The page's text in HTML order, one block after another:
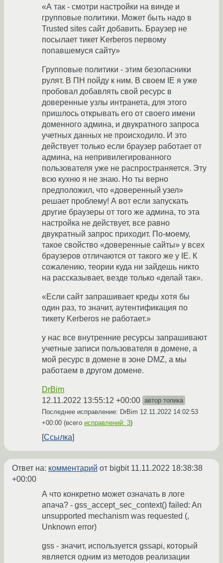
«А так - смотри настройки на винде и
групповые политики. Может быть надо в
Trusted sites сайт добавить. Браузер не
посылает тикет Kerberos первому
попавшемуся сайту»
Групповые политики - этим безопасники
рулят. В ПН пойду к ним. В своем IE я уже
пробовал добавлять свой ресурс в
доверенные узлы интранета, для этого
пришлось открывать его от своего имени
доменного админа, и двукратного запроса
учетных данных не происходило. И это
действует только если браузер работает от
админа, на непривилегированного
пользователя уже не распространяется. Эту
всю кухню я не знаю. Но ты верно
предположил, что «доверенный узел»
решает проблему! А вот если запускать
другие браузеры от того же админа, то эта
настройка не действует, все равно
двукратный запрос приходит. По-моему,
такое свойство «доверенные сайты» у всех
браузеров отличаются от такого же у IE. К
сожалению, теории куда ни зайдешь никто
на рассказывает, везде только «делай так».
«Если сайт запрашивает креды хотя бы
один раз, то значит, аутентификация по
тикету Kerberos не работает.»
у нас все внутренние ресурсы запрашивают
учетные записи пользователя в домене, а
мой ресурс в домене в зоне DMZ, а мы
работаем в другом домене.
DrBim
12.11.2022 13:55:12 +00:00 автор топика
Последнее исправление: DrBim 12.11.2022 14:02:53
+00:00 (всего исправлений: 3)
Ссылка
Ответ на: комментарий от bigbit 11.11.2022 18:38:38
+00:00
А что конкретно может означать в логе
апача? - gss_accept_sec_context() failed: An
unsupported mechanism was requested (,
Unknown error)
gss - значит, используется gssapi, который
является одним из методов реализации